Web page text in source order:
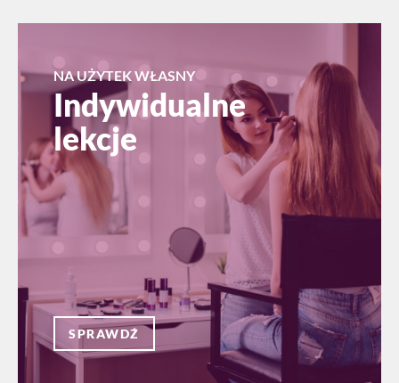
NA UŻYTEK WŁASNY
Indywidualne
lekcje
SPRAWDŹ